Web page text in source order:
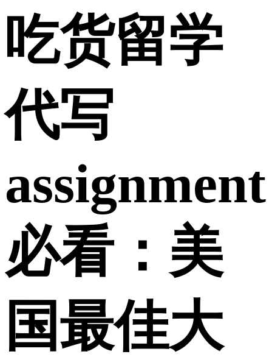
吃货留学
代写
assignment
必看：美
国最佳大